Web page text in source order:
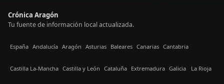
Crónica Aragón
Tu fuente de información local actualizada.
España Andalucía Aragón Asturias Baleares Canarias Cantabria
Castilla La-Mancha Castilla y León Cataluña Extremadura Galicia La Rioja